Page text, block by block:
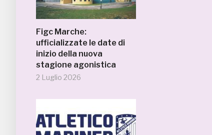
Figc Marche:
ufficializzate le date di
inizio della nuova
stagione agonistica
2 Luglio 2026